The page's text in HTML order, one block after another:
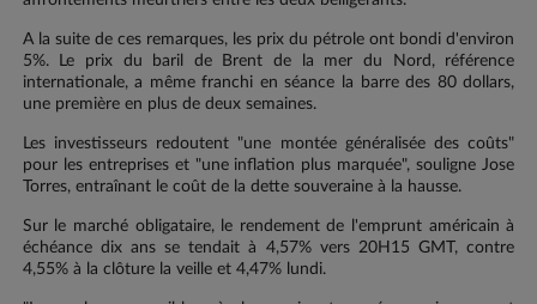
A la suite de ces remarques, les prix du pétrole ont bondi d'environ
5%. Le prix du baril de Brent de la mer du Nord, référence
internationale, a même franchi en séance la barre des 80 dollars,
une première en plus de deux semaines.
Les investisseurs redoutent "une montée généralisée des coûts"
pour les entreprises et "une inflation plus marquée", souligne Jose
Torres, entraînant le coût de la dette souveraine à la hausse.
Sur le marché obligataire, le rendement de l'emprunt américain à
échéance dix ans se tendait à 4,57% vers 20H15 GMT, contre
4,55% à la clôture la veille et 4,47% lundi.